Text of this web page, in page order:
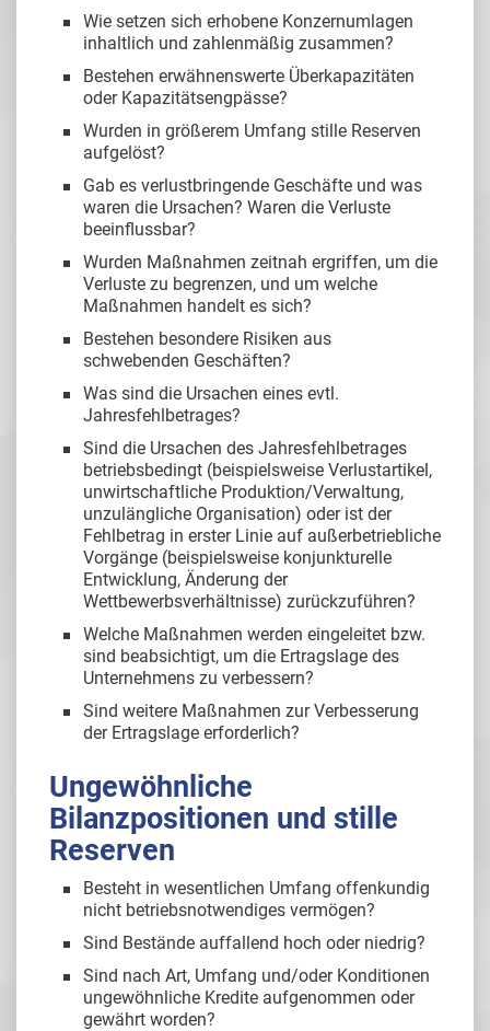
Wie setzen sich erhobene Konzernumlagen
inhaltlich und zahlenmäßig zusammen?
Bestehen erwähnenswerte Überkapazitäten
oder Kapazitätsengpässe?
Wurden in größerem Umfang stille Reserven
aufgelöst?
Gab es verlustbringende Geschäfte und was
waren die Ursachen? Waren die Verluste
beeinflussbar?
Wurden Maßnahmen zeitnah ergriffen, um die
Verluste zu begrenzen, und um welche
Maßnahmen handelt es sich?
Bestehen besondere Risiken aus
schwebenden Geschäften?
Was sind die Ursachen eines evtl.
Jahresfehlbetrages?
Sind die Ursachen des Jahresfehlbetrages
betriebsbedingt (beispielsweise Verlustartikel,
unwirtschaftliche Produktion/Verwaltung,
unzulängliche Organisation) oder ist der
Fehlbetrag in erster Linie auf außerbetriebliche
Vorgänge (beispielsweise konjunkturelle
Entwicklung, Änderung der
Wettbewerbsverhältnisse) zurückzuführen?
Welche Maßnahmen werden eingeleitet bzw.
sind beabsichtigt, um die Ertragslage des
Unternehmens zu verbessern?
Sind weitere Maßnahmen zur Verbesserung
der Ertragslage erforderlich?
Ungewöhnliche
Bilanzpositionen und stille
Reserven
Besteht in wesentlichen Umfang offenkundig
nicht betriebsnotwendiges vermögen?
Sind Bestände auffallend hoch oder niedrig?
Sind nach Art, Umfang und/oder Konditionen
ungewöhnliche Kredite aufgenommen oder
gewährt worden?